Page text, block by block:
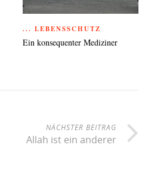
... LEBENSSCHUTZ
Ein konsequenter Mediziner
NÄCHSTER BEITRAG
Allah ist ein anderer